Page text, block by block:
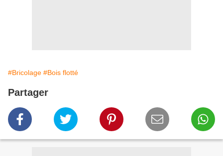
#Bricolage #Bois flotté
Partager